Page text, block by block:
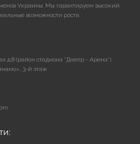
Украины. Мы гарантируем высокий
возможности роста.
д.8 (район стадиона "Днепр - Арена"),
3-й этаж